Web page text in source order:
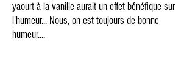
yaourt à la vanille aurait un effet bénéfique sur
l'humeur... Nous, on est toujours de bonne
humeur....